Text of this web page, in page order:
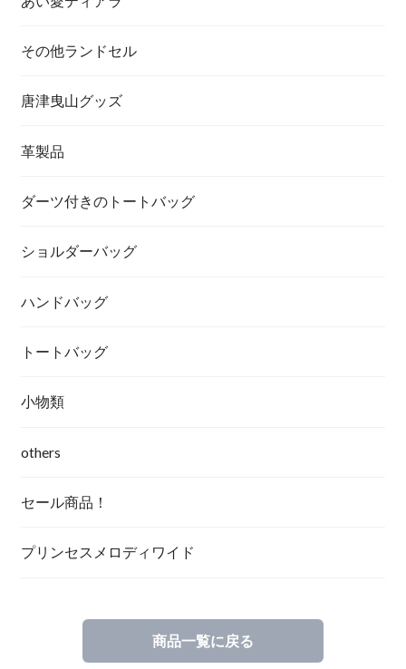
その他ランドセル
唐津曳山グッズ
革製品
ダーツ付きのトートバッグ
ショルダーバッグ
ハンドバッグ
トートバッグ
小物類
others
セール商品！
プリンセスメロディワイド
商品一覧に戻る